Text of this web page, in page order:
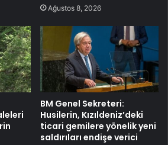
Ağustos 8, 2026
BM Genel Sekreteri:
Husilerin, Kızıldeniz’deki
ticari gemilere yönelik yeni
saldırıları endişe verici